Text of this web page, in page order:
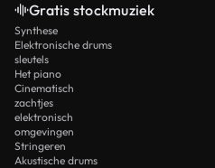
Gratis stockmuziek
Synthese
Elektronische drums
sleutels
Het piano
Cinematisch
zachtjes
elektronisch
omgevingen
Stringeren
Akustische drums